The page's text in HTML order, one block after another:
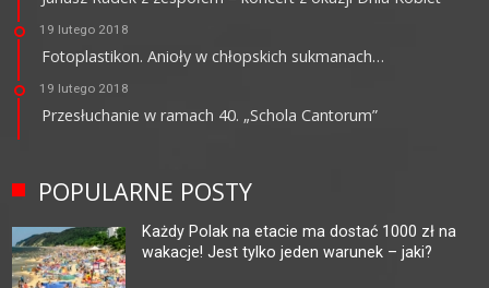
19 lutego 2018
Fotoplastikon. Anioły w chłopskich sukmanach…
19 lutego 2018
Przesłuchanie w ramach 40. „Schola Cantorum”
POPULARNE POSTY
Każdy Polak na etacie ma dostać 1000 zł na
wakacje! Jest tylko jeden warunek – jaki?